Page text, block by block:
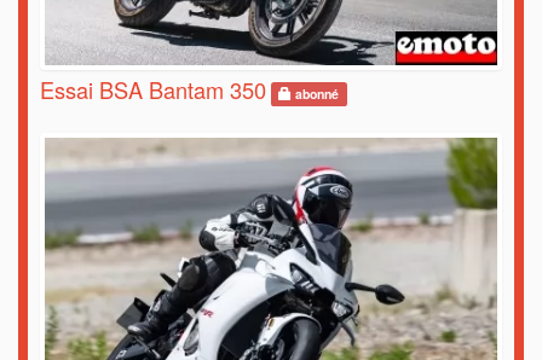
Essai BSA Bantam 350 abonné